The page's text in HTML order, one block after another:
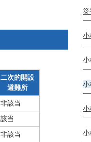
二次的開設
避難所
非該当
該当
非該当
小
小
小
小
小